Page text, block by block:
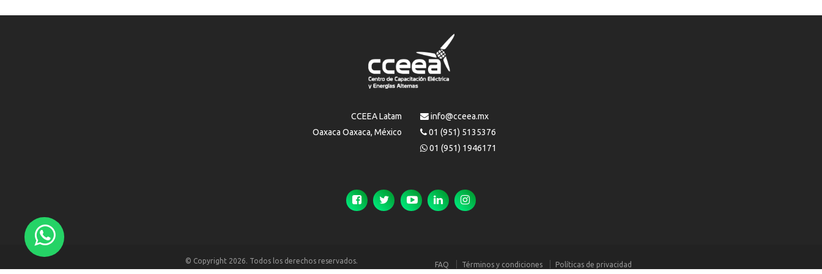
CCEEA Latam
Oaxaca Oaxaca, México
info@cceea.mx
01 (951) 5135376
01 (951) 1946171
© Copyright 2026. Todos los derechos reservados. FAQ Términos y condiciones Políticas de privacidad